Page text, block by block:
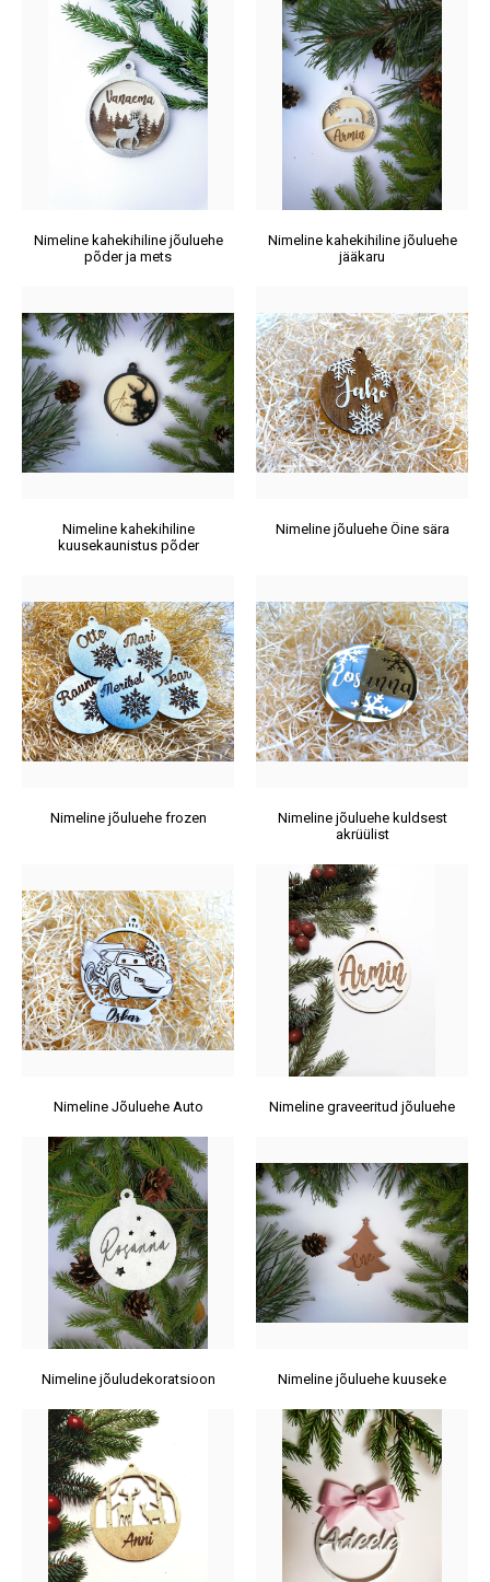
Nimeline kahekihiline jõuluehe
põder ja mets
Nimeline kahekihiline jõuluehe
jääkaru
Nimeline kahekihiline
kuusekaunistus põder
Nimeline jõuluehe Öine sära
Nimeline jõuluehe frozen
Nimeline jõuluehe kuldsest
akrüülist
Nimeline Jõuluehe Auto Nimeline graveeritud jõuluehe
Nimeline jõuludekoratsioon Nimeline jõuluehe kuuseke